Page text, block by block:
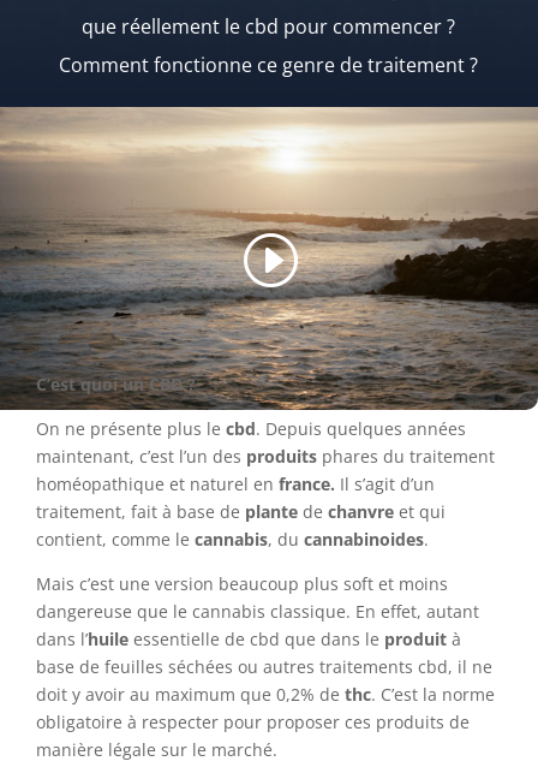
que réellement le cbd pour commencer ?
Comment fonctionne ce genre de traitement ?
C’est quoi un CBD ?
On ne présente plus le cbd. Depuis quelques années
maintenant, c’est l’un des produits phares du traitement
homéopathique et naturel en france. Il s’agit d’un
traitement, fait à base de plante de chanvre et qui
contient, comme le cannabis, du cannabinoides.
Mais c’est une version beaucoup plus soft et moins
dangereuse que le cannabis classique. En effet, autant
dans l’huile essentielle de cbd que dans le produit à
base de feuilles séchées ou autres traitements cbd, il ne
doit y avoir au maximum que 0,2% de thc. C’est la norme
obligatoire à respecter pour proposer ces produits de
manière légale sur le marché.